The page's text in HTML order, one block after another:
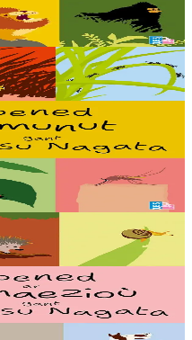
bevañ e tropadoù, nijal ha
munut gant ar c’helenner
dindan an douar e vezont o
diwar ar maez gant ar